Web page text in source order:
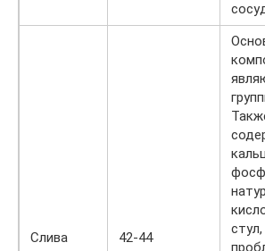
Слива 42-44